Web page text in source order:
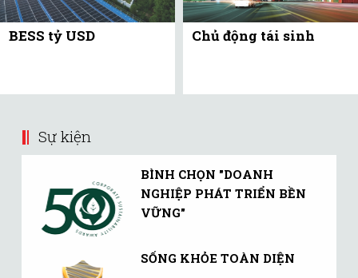
BESS tỷ USD Chủ động tái sinh
Sự kiện
BÌNH CHỌN "DOANH
NGHIỆP PHÁT TRIỂN BỀN
VỮNG"
SỐNG KHỎE TOÀN DIỆN